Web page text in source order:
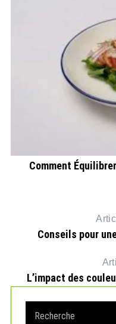
Comment
Conseils pour
L’impact des